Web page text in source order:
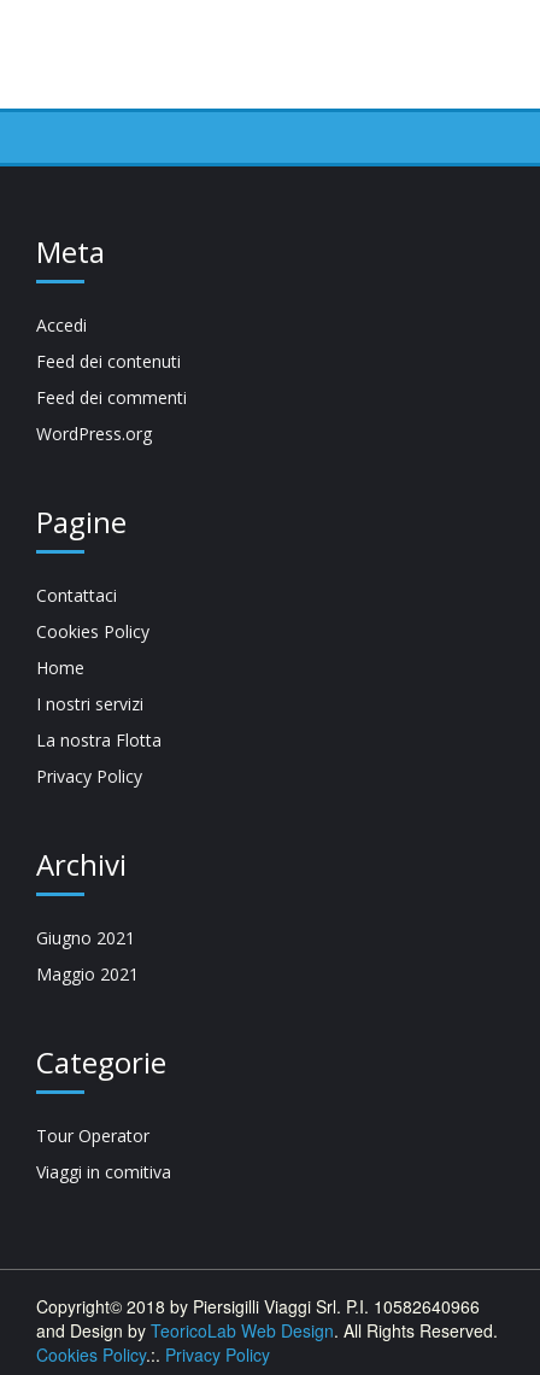
Meta
Accedi
Feed dei contenuti
Feed dei commenti
WordPress.org
Pagine
Contattaci
Cookies Policy
Home
I nostri servizi
La nostra Flotta
Privacy Policy
Archivi
Giugno 2021
Maggio 2021
Categorie
Tour Operator
Viaggi in comitiva
Copyright© 2018 by Piersigilli Viaggi Srl. P.I. 10582640966
and Design by TeoricoLab Web Design. All Rights Reserved.
Cookies Policy.:. Privacy Policy